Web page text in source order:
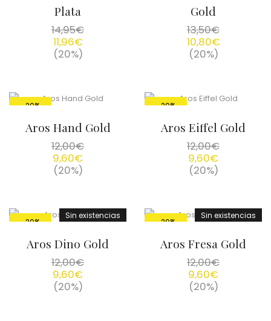
Plata
14,95€
11,96€
(20%)
Gold
13,50€
10,80€
(20%)
-20%
Aros Hand Gold
12,00€
9,60€
(20%)
-20%
Aros Eiffel Gold
12,00€
9,60€
(20%)
Sin existencias
-20%
Aros Dino Gold
12,00€
9,60€
(20%)
Sin existencias
-20%
Aros Fresa Gold
12,00€
9,60€
(20%)